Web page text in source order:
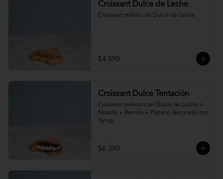
Croissant Dulce de Leche
Croissant relleno de Dulce de Leche
$4.590
Croissant Dulce Tentación
Croissant relleno con Dulce de Leche o
Nutella + Berries + Plátano decorado con
Syrup
$6.390